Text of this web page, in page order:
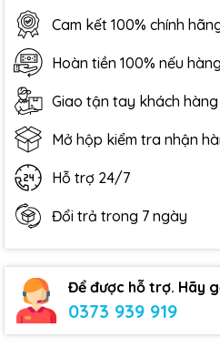
Cam kết 100% chính
Hoàn tiền 100% nếu
Giao tận tay khách hàng
Mở hộp kiểm tra nhận
Hỗ trợ 24/7
Đổi trả trong 7 ngày
Để được hỗ trợ. Hãy
0373 939 919